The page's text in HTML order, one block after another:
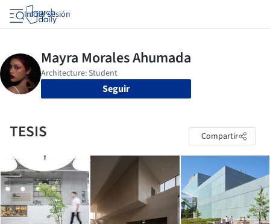
Iniciar sesión
Seguir
TESIS Compartir